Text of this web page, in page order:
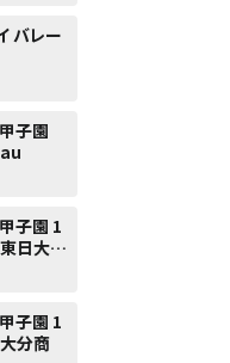
バレー
子園
子園 1
日大昌
子園 1
分商